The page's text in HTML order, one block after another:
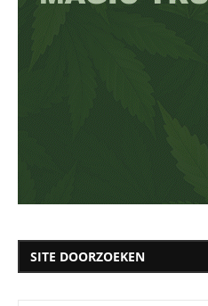
SITE DOORZOEKEN